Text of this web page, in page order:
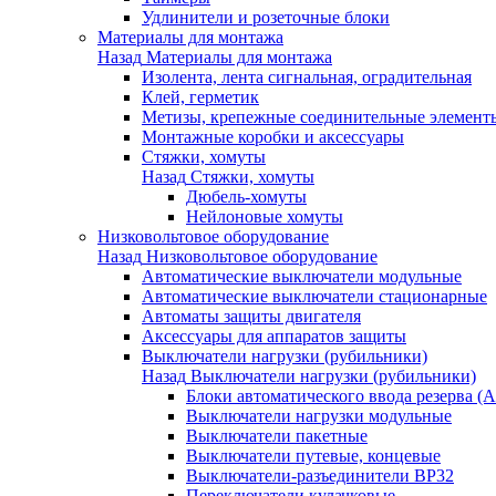
Удлинители и розеточные блоки
Материалы для монтажа
Назад Материалы для монтажа
Изолента, лента сигнальная, оградительная
Клей, герметик
Метизы, крепежные соединительные
Монтажные коробки и аксессуары
Стяжки, хомуты
Назад Стяжки, хомуты
Дюбель-хомуты
Нейлоновые хомуты
Низковольтовое оборудование
Назад Низковольтовое оборудование
Автоматические выключатели модульные
Автоматические выключатели стационарные
Автоматы защиты двигателя
Аксессуары для аппаратов защиты
Выключатели нагрузки (рубильники)
Назад Выключатели нагрузки (рубильники)
Блоки автоматического ввода резерва
Выключатели нагрузки модульные
Выключатели пакетные
Выключатели путевые, концевые
Выключатели-разъединители ВР32